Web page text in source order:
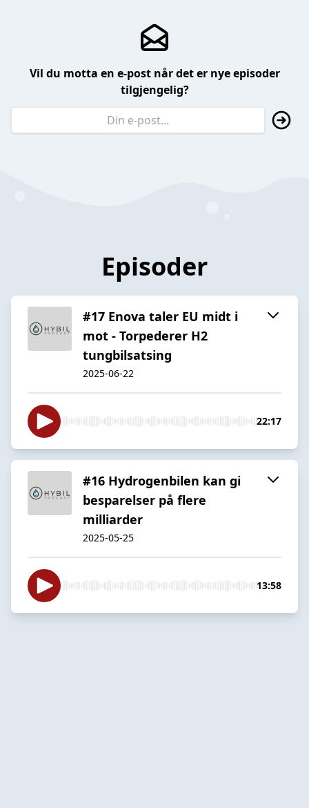
Vil du motta en e-post når det er nye episoder
tilgjengelig?
Episoder
#17 Enova taler EU midt i
mot - Torpederer H2
tungbilsatsing
2025-06-22
22:17
#16 Hydrogenbilen kan gi
besparelser på flere
milliarder
2025-05-25
13:58